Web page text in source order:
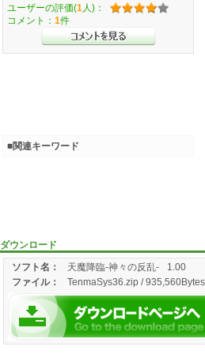
ダウンロード
ソフト名：
天魔降臨-神々の反乱- 1.00
ファイル： TenmaSys36.zip /
ユーザーの評価(1 人)：
コメント： 1件
■関連キーワード